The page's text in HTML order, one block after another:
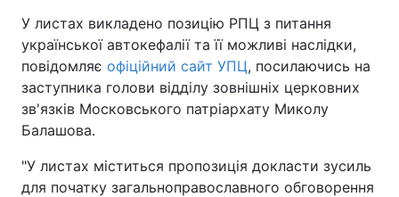
У листах викладено позицію РПЦ з питання
української автокефалії та її можливі наслідки,
повідомляє офіційний сайт УПЦ, посилаючись на
заступника голови відділу зовнішніх церковних
зв'язків Московського патріархату Миколу
Балашова.
"У листах міститься пропозиція докласти зусиль
для початку загальноправославного обговорення